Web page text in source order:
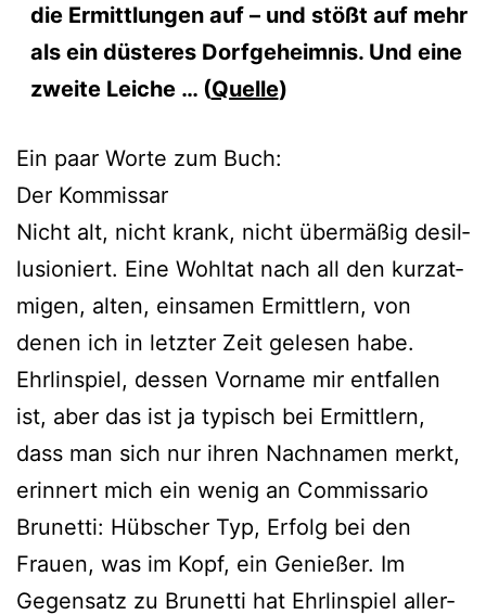
die Ermittlungen auf – und stößt auf mehr
als ein düs­te­res Dorfgeheimnis. Und eine
zwei­te Leiche … (Quelle)
Ein paar Worte zum Buch:
Der Kommissar
Nicht alt, nicht krank, nicht über­mä­ßig des­il­
lu­sio­niert. Eine Wohltat nach all den kurz­at­
mi­gen, alten, ein­sa­men Ermittlern, von
denen ich in letz­ter Zeit gele­sen habe.
Ehrlinspiel, des­sen Vorname mir ent­fal­len
ist, aber das ist ja typisch bei Ermittlern,
dass man sich nur ihren Nachnamen merkt,
erin­nert mich ein wenig an Commissario
Brunetti: Hübscher Typ, Erfolg bei den
Frauen, was im Kopf, ein Genießer. Im
Gegensatz zu Brunetti hat Ehrlinspiel aller­